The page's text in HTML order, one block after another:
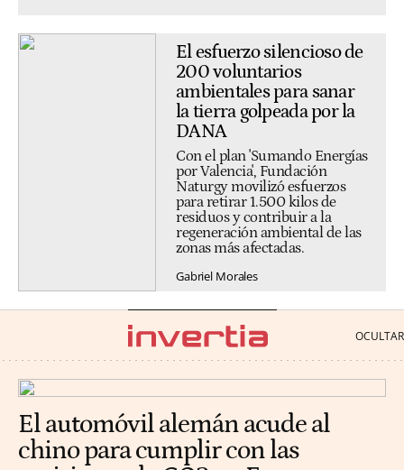
El esfuerzo silencioso de
200 voluntarios
ambientales para sanar
la tierra golpeada por la
DANA
Con el plan 'Sumando Energías
por Valencia', Fundación
Naturgy movilizó esfuerzos
para retirar 1.500 kilos de
residuos y contribuir a la
regeneración ambiental de las
zonas más afectadas.
Gabriel Morales
El automóvil alemán acude al
chino para cumplir con las